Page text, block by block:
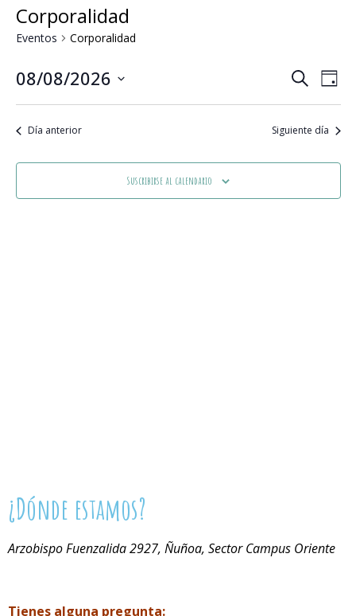
Corporalidad
Eventos Corporalidad
de
y
vistas
Buscar
de
de
Día
08/08/2026
fecha.
Día anterior Siguiente día
Suscribirse al calendario
¿Dónde estamos?
Arzobispo Fuenzalida 2927, Ñuñoa, Sector Campus Oriente
Tienes alguna pregunta: